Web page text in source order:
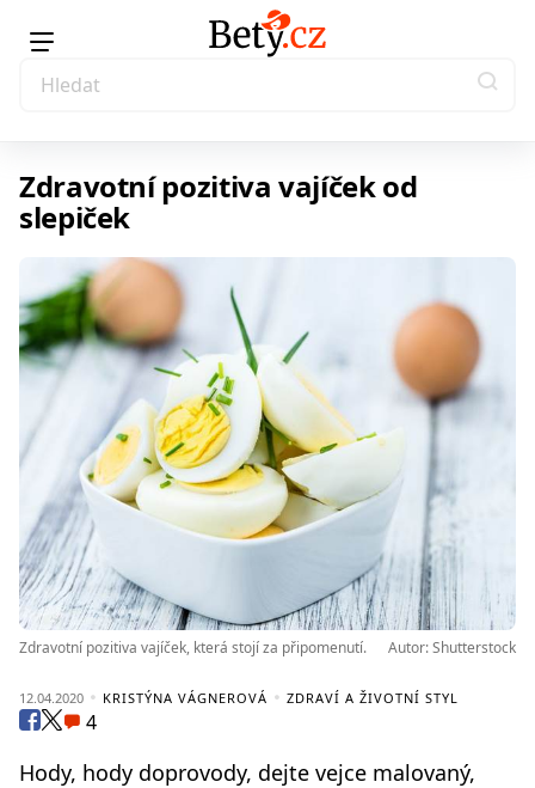
Zdravotní pozitiva vajíček od
slepiček
Zdravotní pozitiva vajíček, která stojí za připomenutí. Autor: Shutterstock
12.04.2020 KRISTÝNA VÁGNEROVÁ ZDRAVÍ A ŽIVOTNÍ STYL
4
Hody, hody doprovody, dejte vejce malovaný,